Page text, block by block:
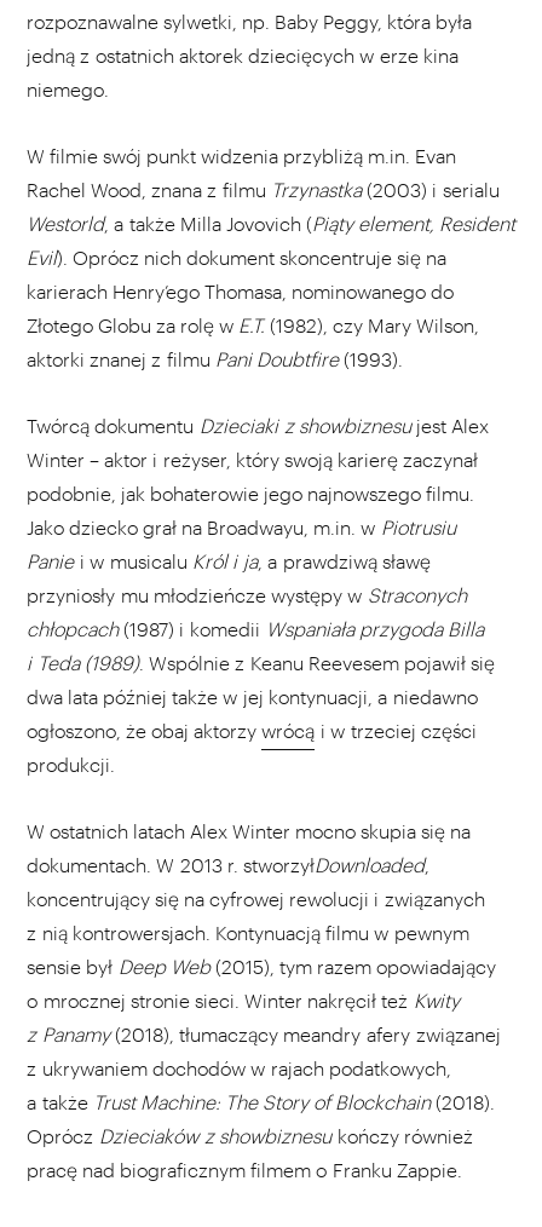
rozpoznawalne sylwetki, np. Baby Peggy, która była
jedną z ostatnich aktorek dziecięcych w erze kina
niemego.
W filmie swój punkt widzenia przybliżą m.in. Evan
Rachel Wood, znana z filmu Trzynastka(2003) i serialu
Westorld, a także Milla Jovovich (Piąty element, Resident
Evil). Oprócz nich dokument skoncentruje się na
karierach Henry’ego Thomasa, nominowanego do
Złotego Globu za rolę w E.T.(1982), czy Mary Wilson,
aktorki znanej z filmu Pani Doubtfire(1993).
Twórcą dokumentu Dzieciaki z showbiznesujest Alex
Winter – aktor i reżyser, który swoją karierę zaczynał
podobnie, jak bohaterowie jego najnowszego filmu.
Jako dziecko grał na Broadwayu, m.in. w Piotrusiu
Paniei w musicalu Król i ja, a prawdziwą sławę
przyniosły mu młodzieńcze występy w Straconych
chłopcach(1987) i komedii Wspaniała przygoda Billa
i Teda (1989). Wspólnie z Keanu Reevesem pojawił się
dwa lata później także w jej kontynuacji, a niedawno
ogłoszono, że obaj aktorzy wrócą i w trzeciej części
produkcji.
W ostatnich latach Alex Winter mocno skupia się na
dokumentach. W 2013 r. stworzyłDownloaded,
koncentrujący się na cyfrowej rewolucji i związanych
z nią kontrowersjach. Kontynuacją filmu w pewnym
sensie był Deep Web(2015), tym razem opowiadający
o mrocznej stronie sieci. Winter nakręcił też Kwity
z Panamy(2018), tłumaczący meandry afery związanej
z ukrywaniem dochodów w rajach podatkowych,
a także Trust Machine: The Story of Blockchain(2018).
Oprócz Dzieciaków z showbiznesu kończy również
pracę nad biograficznym filmem o Franku Zappie.